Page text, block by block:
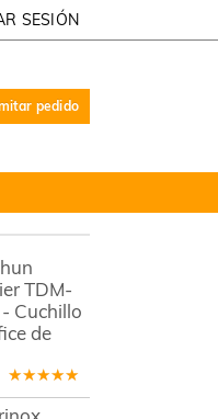
SESIÓN
pedido
TDM-
Cuchillo
de
Valorado
en5.00